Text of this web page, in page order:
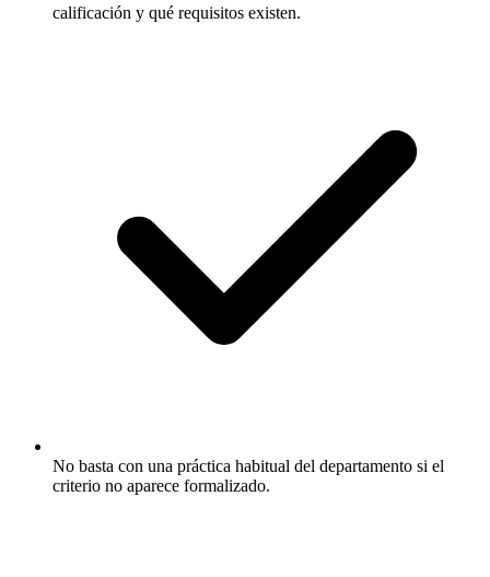
calificación y qué requisitos existen.
No basta con una práctica habitual del departamento si el
criterio no aparece formalizado.